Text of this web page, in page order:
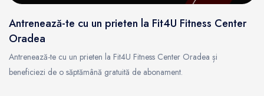
Antrenează-te cu un prieten la Fit4U Fitness Center
Oradea
Antrenează-te cu un prieten la Fit4U Fitness Center Oradea și
beneficiezi de o săptămână gratuită de abonament.